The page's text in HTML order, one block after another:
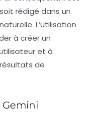
rédigé dans un
L’utilisation
à créer un
et à
de
Gemini